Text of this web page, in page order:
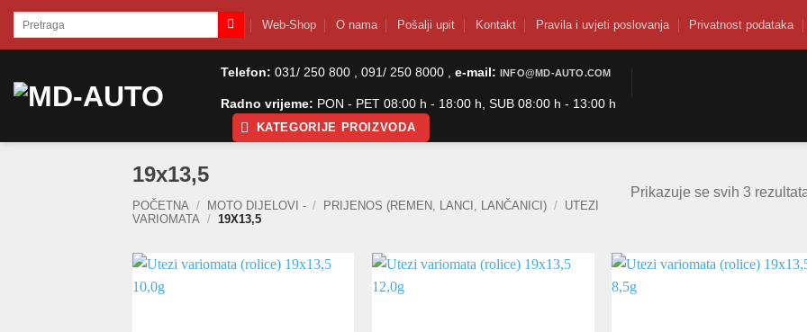
SkipPretraži: Web-Shop O nama Pošalji upit Kontakt Pravila i uvjeti poslovanja Privatnost podataka
Telefon: 031/ 250 800 , 091/ 250 8000 , e-mail: INFO@MD-AUTO.COM
Radno vrijeme: PON - PET 08:00 h - 18:00 h, SUB 08:00 h - 13:00 h
KATEGORIJE PROIZVODA
19x13,5
POČETNA / MOTO DIJELOVI - / PRIJENOS (REMEN, LANCI, LANČANICI) / UTEZI
VARIOMATA / 19X13,5
Prikazuje se svih 3